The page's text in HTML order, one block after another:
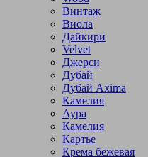
Винтаж
Виола
Дайкири
Velvet
Джерси
Дубай
Дубай Axima
Камелия
Аура
Камелия
Картье
Крема бежевая